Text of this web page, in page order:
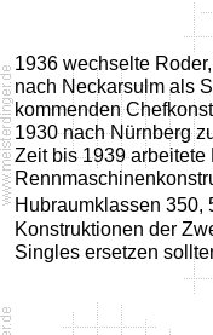
1936 wechselte
nach Neckarsulm als
kommenden
1930 nach Nürnberg
Zeit bis 1939 arbeitete
Hubraumklassen 350,
Konstruktionen der
Singles ersetzen